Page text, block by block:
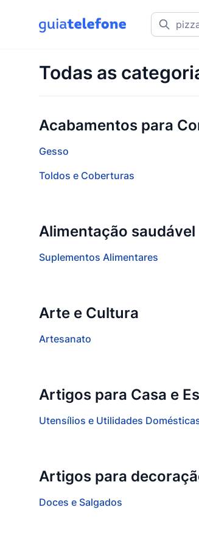
Todas as
Acabamentos para
Gesso
Toldos e Coberturas
Alimentação saudável
Suplementos Alimentares
Arte e Cultura
Artesanato
Artigos para Casa e
Utensílios e Utilidades
Artigos para
Doces e Salgados